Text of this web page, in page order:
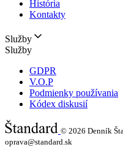
História
Kontakty
Služby
Služby
GDPR
V.O.P
Podmienky používania
Kódex diskusií
© 2026 Denník
oprava@standard.sk